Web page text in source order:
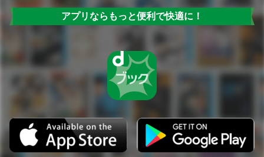
アプリならもっと便利で快適に！